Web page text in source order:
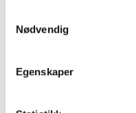
så endre samtykke og
Nødvendig
Egenskaper
hjelpe mor og